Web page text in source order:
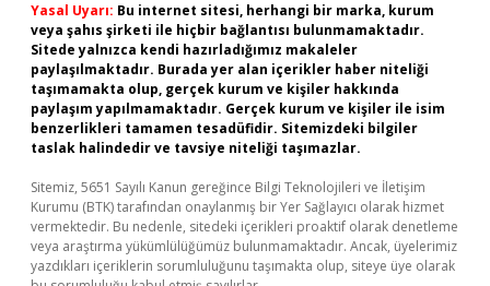
Yasal Uyarı: Bu internet sitesi, herhangi bir marka, kurum
veya şahıs şirketi ile hiçbir bağlantısı bulunmamaktadır.
Sitede yalnızca kendi hazırladığımız makaleler
paylaşılmaktadır. Burada yer alan içerikler haber niteliği
taşımamakta olup, gerçek kurum ve kişiler hakkında
paylaşım yapılmamaktadır. Gerçek kurum ve kişiler ile isim
benzerlikleri tamamen tesadüfidir. Sitemizdeki bilgiler
taslak halindedir ve tavsiye niteliği taşımazlar.
Sitemiz, 5651 Sayılı Kanun gereğince Bilgi Teknolojileri ve İletişim
Kurumu (BTK) tarafından onaylanmış bir Yer Sağlayıcı olarak hizmet
vermektedir. Bu nedenle, sitedeki içerikleri proaktif olarak denetleme
veya araştırma yükümlülüğümüz bulunmamaktadır. Ancak, üyelerimiz
yazdıkları içeriklerin sorumluluğunu taşımakta olup, siteye üye olarak